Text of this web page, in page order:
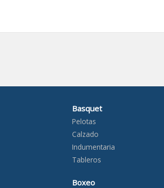
Basquet
Pelotas
Calzado
Indumentaria
Tableros
Boxeo